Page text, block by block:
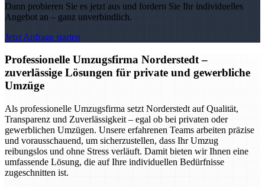
Dann probieren Sie es jetzt aus und fordern Sie Ihr individuelles
Angebot an – ganz unverbindlich.
Jetzt Anfrage starten
Professionelle Umzugsfirma Norderstedt –
zuverlässige Lösungen für private und gewerbliche
Umzüge
Als professionelle Umzugsfirma setzt Norderstedt auf Qualität,
Transparenz und Zuverlässigkeit – egal ob bei privaten oder
gewerblichen Umzügen. Unsere erfahrenen Teams arbeiten präzise
und vorausschauend, um sicherzustellen, dass Ihr Umzug
reibungslos und ohne Stress verläuft. Damit bieten wir Ihnen eine
umfassende Lösung, die auf Ihre individuellen Bedürfnisse
zugeschnitten ist.